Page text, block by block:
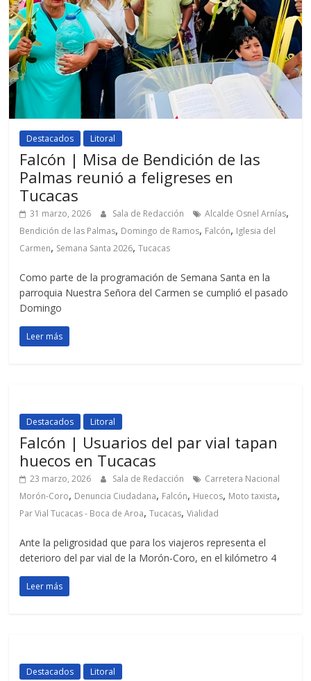
Destacados Litoral
Falcón | Misa de Bendición de las
Palmas reunió a feligreses en
Tucacas
31 marzo, 2026 Sala de Redacción Alcalde Osnel Arnías,
Bendición de las Palmas, Domingo de Ramos, Falcón, Iglesia del
Carmen, Semana Santa 2026,Tucacas
Como parte de la programación de Semana Santa en la
parroquia Nuestra Señora del Carmen se cumplió el pasado
Domingo
Leer más
Destacados Litoral
Falcón | Usuarios del par vial tapan
huecos en Tucacas
23 marzo, 2026 Sala de Redacción
Carretera Nacional
Morón-Coro, Denuncia Ciudadana, Falcón, Huecos, Moto taxista,
Par Vial Tucacas - Boca de Aroa,Tucacas,Vialidad
Ante la peligrosidad que para los viajeros representa el
deterioro del par vial de la Morón-Coro, en el kilómetro 4
Leer más
Destacados Litoral